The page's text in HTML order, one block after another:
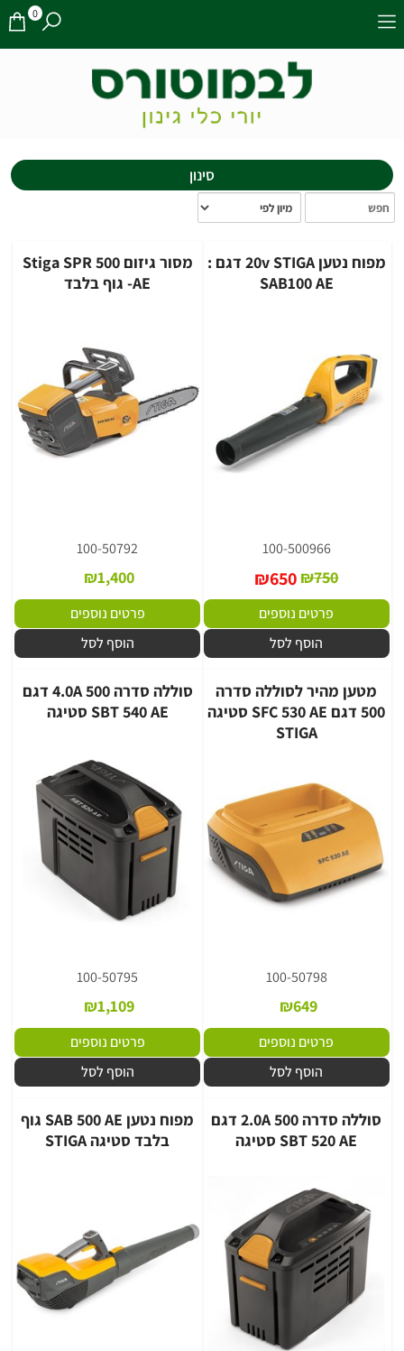
0
סינון
מפוח נטען 20v STIGA דגם :
SAB100 AE
100-500966
₪750
₪650
פרטים נוספים
הוסף לסל
מסור ‏גיזום Stiga SPR 500
AE- גוף בלבד
100-50792
₪1,400
פרטים נוספים
הוסף לסל
מטען מהיר לסוללה סדרה
500 דגם SFC 530 AE סטיגה
STIGA
100-50798
₪649
פרטים נוספים
הוסף לסל
סוללה סדרה 4.0A 500 דגם
SBT 540 AE סטיגה
100-50795
₪1,109
פרטים נוספים
הוסף לסל
סוללה סדרה 2.0A 500 דגם
SBT 520 AE סטיגה
מפוח נטען SAB 500 AE גוף
בלבד סטיגה STIGA